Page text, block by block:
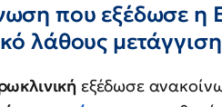
που εξέδωσε η
λάθους
εξέδωσε